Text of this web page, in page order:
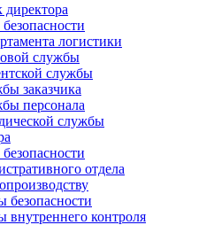
логистики
службы
службы
заказчика
персонала
службы
отдела
безопасности
внутреннего контроля